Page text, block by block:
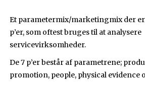
Et parametermix/marketingmix der er
p’er, som oftest bruges til at analysere
servicevirksomheder.
De 7 p’er består af parametrene;
promotion, people, physical evidence